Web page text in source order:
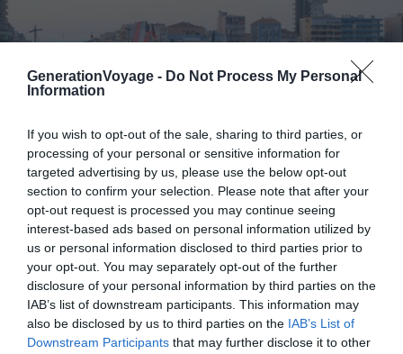
GenerationVoyage - Do Not Process My Personal
Information
If you wish to opt-out of the sale, sharing to third parties, or
processing of your personal or sensitive information for
targeted advertising by us, please use the below opt-out
section to confirm your selection. Please note that after your
opt-out request is processed you may continue seeing
interest-based ads based on personal information utilized by
us or personal information disclosed to third parties prior to
your opt-out. You may separately opt-out of the further
disclosure of your personal information by third parties on the
IAB’s list of downstream participants. This information may
also be disclosed by us to third parties on the IAB’s List of
Downstream Participants that may further disclose it to other
Crédit photo : Shutterstock – Picturereflex
Le port de Palavas est situé à l’embouchure du Lez, face
à la mer. La ville accueille en réalitédeux ports de
plaisance : celui de la ville, et le port fluvial Paul Riquet.
Très fréquenté à la période estivale, le premier accueille
les bateaux de plaisance jusqu’à 20 mètres, quand le
deuxième accueille principalement péniches et petits